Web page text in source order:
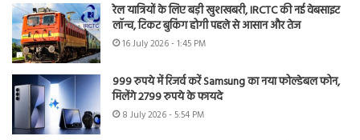
रेल यात्रियों के लिए बड़ी खुशखबरी, IRCTC की नई वेबसाइट
लॉन्च, टिकट बुकिंग होगी पहले से आसान और तेज
16 July 2026 - 1:45 PM
999 रुपये में रिजर्व करें Samsung का नया फोल्डेबल फोन,
मिलेंगे 2799 रुपये के फायदे
8 July 2026 - 5:54 PM